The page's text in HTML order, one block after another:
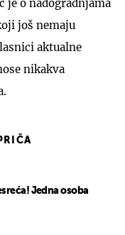
je o nadogradnjama
još nemaju
aktualne
nikakva
Jedna osoba